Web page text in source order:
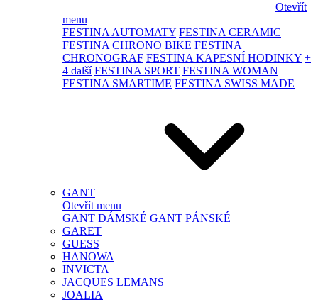
Otevřít
menu
FESTINA AUTOMATY FESTINA CERAMIC
FESTINA CHRONO BIKE FESTINA
CHRONOGRAF FESTINA KAPESNÍ HODINKY +
4 další FESTINA SPORT FESTINA WOMAN
FESTINA SMARTIME FESTINA SWISS MADE
GANT
Otevřít menu
GANT DÁMSKÉ GANT PÁNSKÉ
GARET
GUESS
HANOWA
INVICTA
JACQUES LEMANS
JOALIA